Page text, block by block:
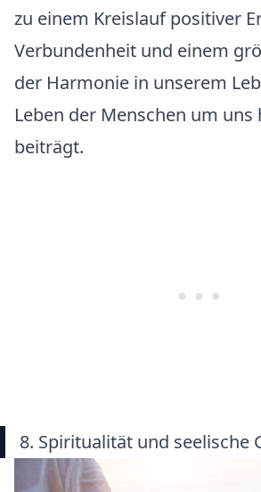
zu einem Kreislauf positiver
Verbundenheit und einem
der Harmonie in unserem
Leben der Menschen um uns
beiträgt.
8. Spiritualität und seelische